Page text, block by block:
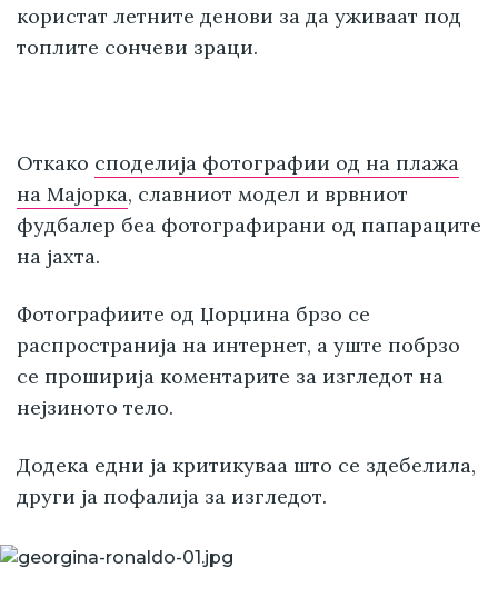
користат летните денови за да уживаат под
топлите сончеви зраци.
Откако споделија фотографии од на плажа
на Мајорка, славниот модел и врвниот
фудбалер беа фотографирани од папараците
на јахта.
Фотографиите од Џорџина брзо се
распространија на интернет, а уште побрзо
се проширија коментарите за изгледот на
нејзиното тело.
Додека едни ја критикуваа што се здебелила,
други ја пофалија за изгледот.